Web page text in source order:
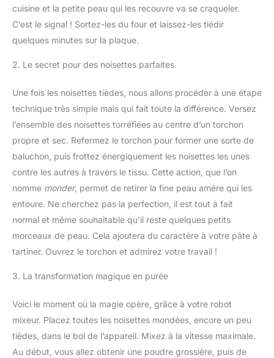
cuisine et la petite peau qui les recouvre va se craqueler.
C’est le signal ! Sortez-les du four et laissez-les tiédir
quelques minutes sur la plaque.
2. Le secret pour des noisettes parfaites
Une fois les noisettes tièdes, nous allons procéder à une étape
technique très simple mais qui fait toute la différence. Versez
l’ensemble des noisettes torréfiées au centre d’un torchon
propre et sec. Refermez le torchon pour former une sorte de
baluchon, puis frottez énergiquement les noisettes les unes
contre les autres à travers le tissu. Cette action, que l’on
nomme monder, permet de retirer la fine peau amère qui les
entoure. Ne cherchez pas la perfection, il est tout à fait
normal et même souhaitable qu’il reste quelques petits
morceaux de peau. Cela ajoutera du caractère à votre pâte à
tartiner. Ouvrez le torchon et admirez votre travail !
3. La transformation magique en purée
Voici le moment où la magie opère, grâce à votre robot
mixeur. Placez toutes les noisettes mondées, encore un peu
tièdes, dans le bol de l’appareil. Mixez à la vitesse maximale.
Au début, vous allez obtenir une poudre grossière, puis de